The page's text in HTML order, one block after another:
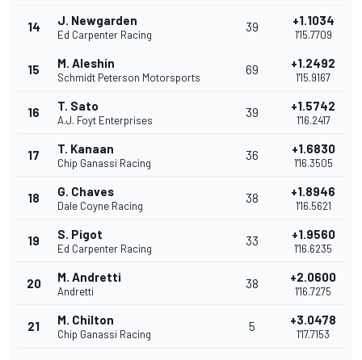
14 J. Newgarden
Ed Carpenter Racing
39 +1.1034
1'15.7709
15 M. Aleshin
Schmidt Peterson Motorsports
69 +1.2492
1'15.9167
16 T. Sato
A.J. Foyt Enterprises
39 +1.5742
1'16.2417
17 T. Kanaan
Chip Ganassi Racing
36 +1.6830
1'16.3505
18 G. Chaves
Dale Coyne Racing
38 +1.8946
1'16.5621
19 S. Pigot
Ed Carpenter Racing
33 +1.9560
1'16.6235
20 M. Andretti
Andretti
38 +2.0600
1'16.7275
21 M. Chilton
Chip Ganassi Racing
5 +3.0478
1'17.7153